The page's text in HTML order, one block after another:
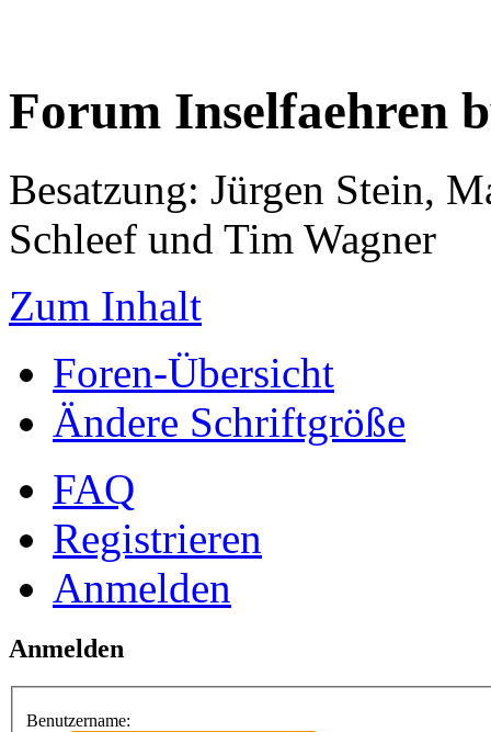
Forum Inselfaehren
Besatzung: Jürgen Stein,
Schleef und Tim Wagner
Zum Inhalt
Foren-Übersicht
Ändere Schriftgröße
FAQ
Registrieren
Anmelden
Anmelden
Benutzername: